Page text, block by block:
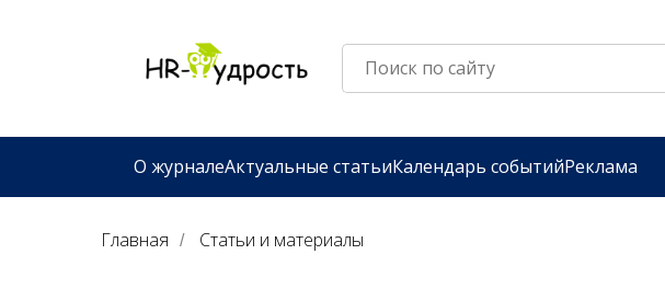
О журналеАктуальные статьиКалендарь событийРеклама
Главная / Статьи и материалы